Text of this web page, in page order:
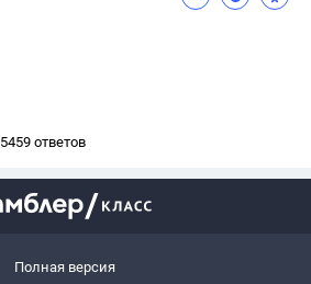
5459 ответов
Полная версия